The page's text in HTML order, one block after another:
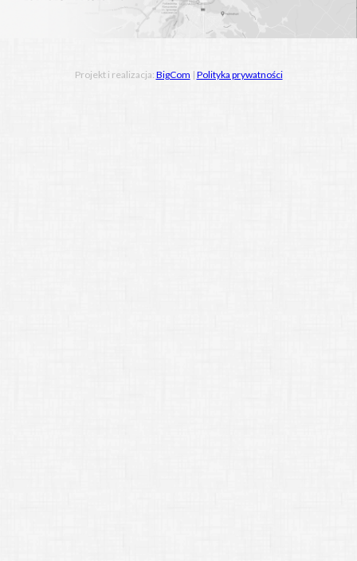
Projekt i realizacja: BigCom | Polityka prywatności